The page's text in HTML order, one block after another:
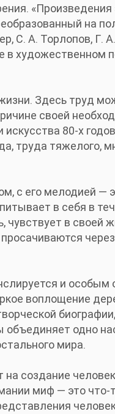
на
С. А. Торлопов, Г.
в художественном
Здесь труд
своей
80-х
труда тяжелого,
с его мелодией —
в себя в
чувствует в своей
и особым
воплощение
объединяет одно
мира.
создание
миф — это